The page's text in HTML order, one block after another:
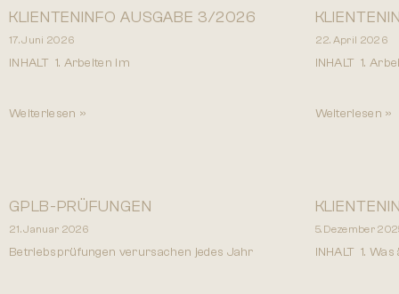
KLIENTENINFO AUSGABE 3/2026
17. Juni 2026
INHALT 1. Arbeiten im
Weiterlesen »
22. April 2026
INHALT 1.
Weiterlesen »
GPLB-PRÜFUNGEN
21. Januar 2026
Betriebsprüfungen verursachen jedes Jahr
5. Dezember
INHALT 1.